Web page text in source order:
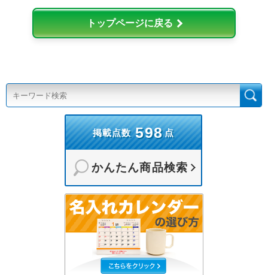
トップページに戻る
掲載点数 598点
かんたん商品検索